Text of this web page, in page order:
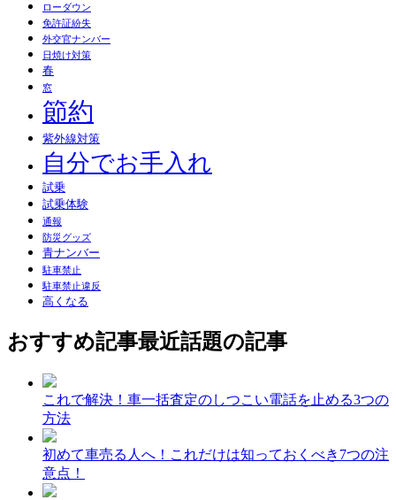
ローダウン
免許証紛失
外交官ナンバー
日焼け対策
春
窓
節約
紫外線対策
自分でお手入れ
試乗
試乗体験
通報
防災グッズ
青ナンバー
駐車禁止
駐車禁止違反
高くなる
おすすめ記事最近話題の記事
これで解決！車一括査定のしつこい電話を止める3つの
方法
初めて車売る人へ！これだけは知っておくべき7つの注
意点！